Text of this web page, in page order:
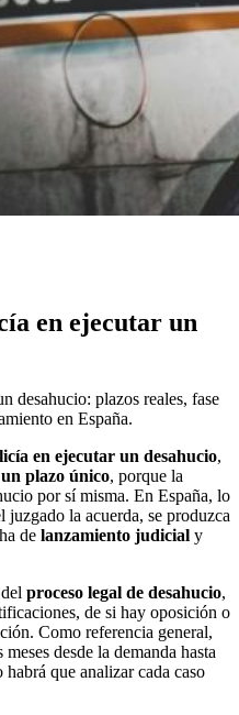
en ejecutar un
desahucio: plazos reales, fase
en España.
en ejecutar un desahucio,
plazo único, porque la
por sí misma. En España, lo
la acuerda, se produzca
de lanzamiento judicial y
proceso legal de desahucio,
de si hay oposición o
Como referencia general,
desde la demanda hasta
que analizar cada caso